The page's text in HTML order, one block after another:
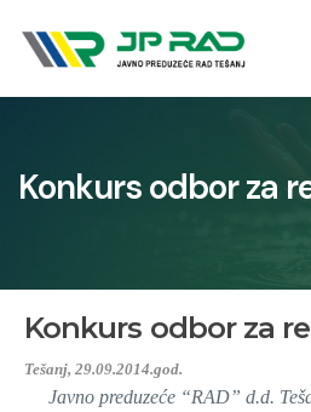
Konkurs odbor za
Konkurs odbor za
Tešanj, 29.09.2014.god.
Javno preduzeće “RAD” d.d.